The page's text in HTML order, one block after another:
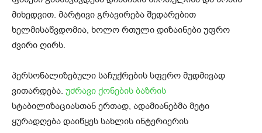
მიხედვით. მარტივი გრავირება შედარებით
ხელმისაწვდომია, ხოლო რთული დიზაინები უფრო
ძვირი ღირს.
პერსონალიზებული საჩუქრების სფერო მუდმივად
ვითარდება. უძრავი ქონების ბაზრის
სტაბილიზაციასთან ერთად, ადამიანებმა მეტი
ყურადღება დაიწყეს სახლის ინტერიერის